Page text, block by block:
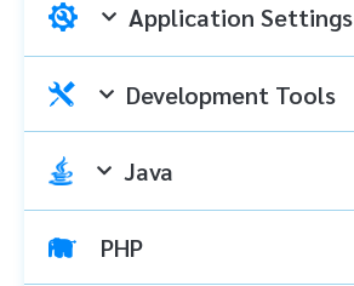
Application Settings
Development Tools
Java
PHP